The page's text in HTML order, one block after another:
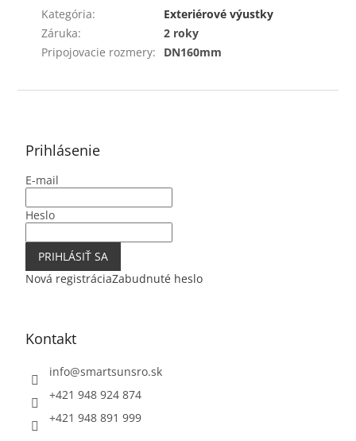
Kategória:
Exteriérové výustky
Záruka:
2 roky
Pripojovacie rozmery: DN160mm
Prihlásenie
E-mail
Heslo
PRIHLÁSIŤ SA
Nová registráciaZabudnuté heslo
Kontakt
info@smartsunsro.sk
+421 948 924 874
+421 948 891 999